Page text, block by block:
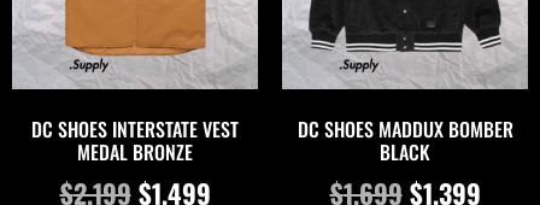
DC SHOES INTERSTATE VEST
MEDAL BRONZE
$2,199 $1,499
DC SHOES MADDUX BOMBER
BLACK
$1,699 $1,399